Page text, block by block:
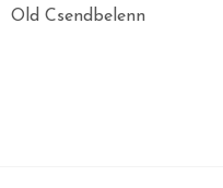
Old Csendbelenn